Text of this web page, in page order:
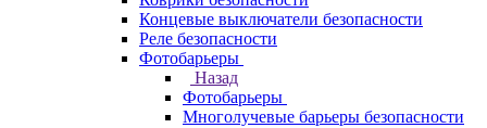
Концевые выключатели безопасности
Реле безопасности
Фотобарьеры
Назад
Фотобарьеры
Многолучевые барьеры безопасности